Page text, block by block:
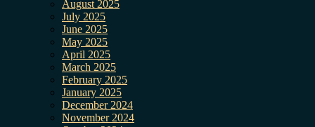
August 2025
July 2025
June 2025
May 2025
April 2025
March 2025
February 2025
January 2025
December 2024
November 2024